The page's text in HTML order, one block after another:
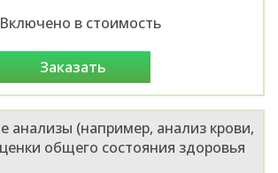
Включено в стоимость
заказать
анализы (например, анализ крови,
общего состояния здоровья